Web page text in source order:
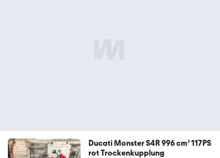
Ducati Monster S4R 996 cm³ 117PS
rot Trockenkupplung